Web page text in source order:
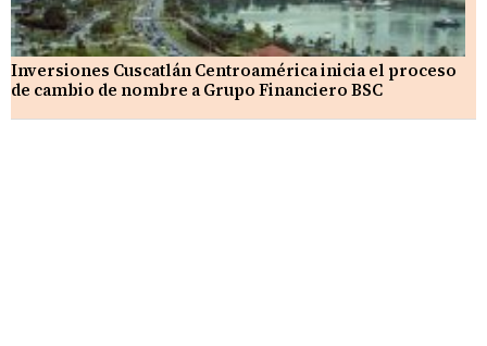
Inversiones Cuscatlán Centroamérica inicia el proceso
de cambio de nombre a Grupo Financiero BSC